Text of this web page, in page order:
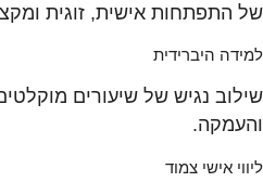
של התפתחות אישית, זוגית
למידה היברידית
שילוב נגיש של שיעורים
והעמקה.
ליווי אישי צמוד